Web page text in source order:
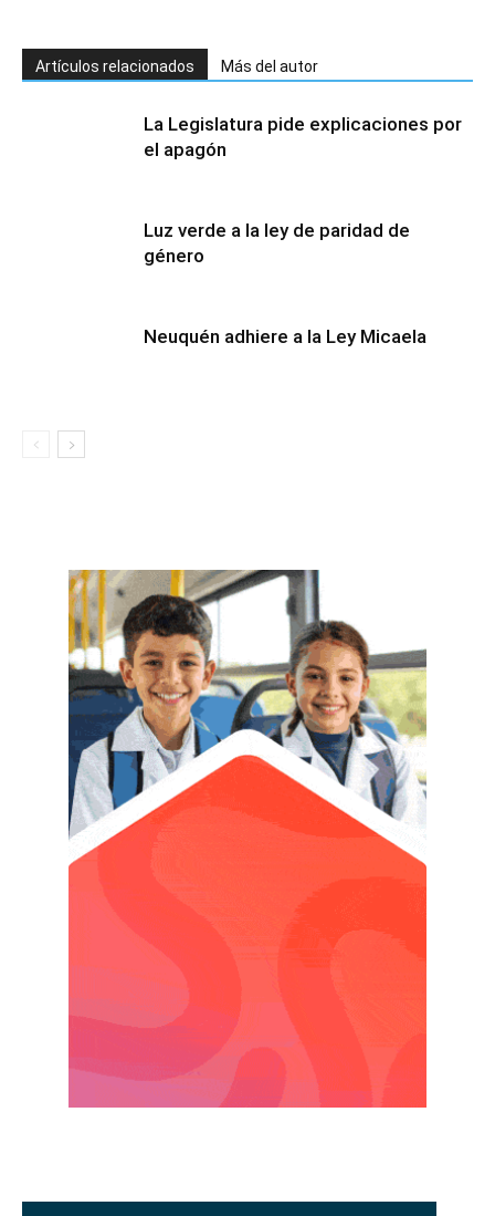
Artículos relacionados Más del autor
La Legislatura pide explicaciones por
el apagón
Luz verde a la ley de paridad de
género
Neuquén adhiere a la Ley Micaela